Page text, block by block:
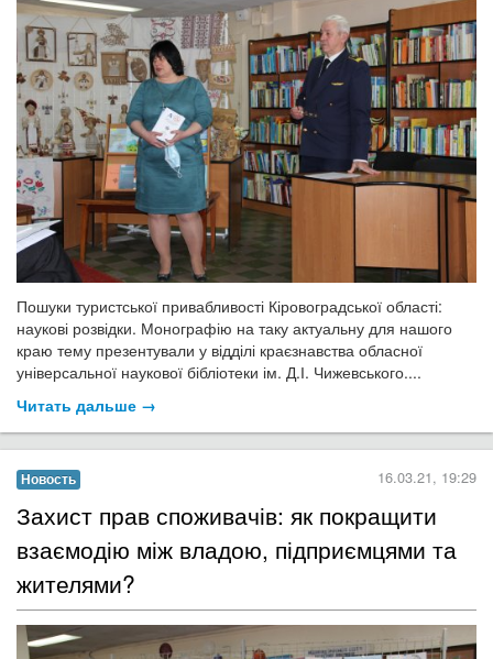
Пошуки туристської привабливості Кіровоградської області:
наукові розвідки. Монографію на таку актуальну для нашого
краю тему презентували у відділі краєзнавства обласної
універсальної наукової бібліотеки ім. Д.І. Чижевського....
Читать дальше →
Новость 16.03.21, 19:29
Захист прав споживачів: як покращити
взаємодію між владою, підприємцями та
жителями?